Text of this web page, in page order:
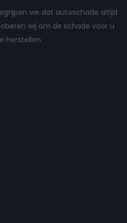
we dat autoschade altijd
wij om de schade voor u
herstellen.